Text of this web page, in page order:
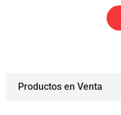
Productos en Venta